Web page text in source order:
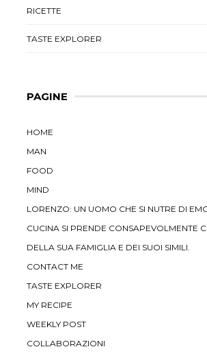
RICETTE
TASTE EXPLORER
PAGINE
HOME
MAN
FOOD
MIND
LORENZO: UN UOMO CHE SI NUTRE DI
CUCINA SI PRENDE CONSAPEVOLMENTE
DELLA SUA FAMIGLIA E DEI SUOI SIMILI.
CONTACT ME
TASTE EXPLORER
MY RECIPE
WEEKLY POST
COLLABORAZIONI